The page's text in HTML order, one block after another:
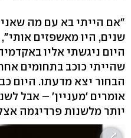
"אם הייתי בא עם מה
שנים, היו מאשפזים
היום ניגשתי אליו
שהייתי כוכב בתחומים
הבחור יצא מדעתו. היום
אומרים 'מעניין' – אבל
יותר מלשנות פרדיגמה